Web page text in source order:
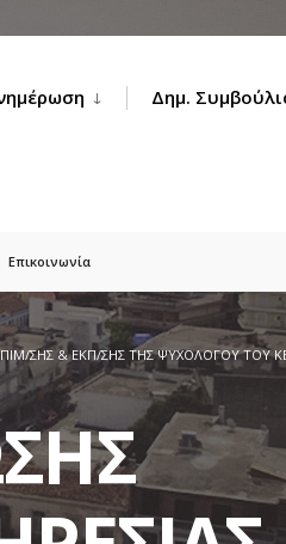
Δημ.
Επικοινωνία
ΣΗΣ & ΕΚΠ/ΣΗΣ ΤΗΣ ΨΥΧΟΛΟΓΟΥ ΤΟΥ